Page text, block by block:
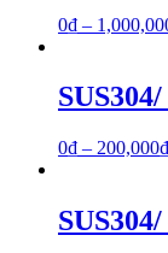
0₫ –
0₫ – 200,000₫